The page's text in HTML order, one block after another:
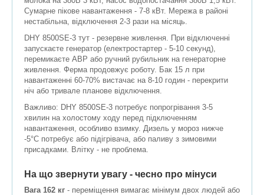
Сумарне пікове навантаження - 7-8 кВт. Мережа в районі
нестабільна, відключення 2-3 рази на місяць.
DHY 8500SE-3 тут - резервне живлення. При відключенні
запускаєте генератор (електростартер - 5-10 секунд),
перемикаєте АВР або ручний рубильник на генераторне
живлення. Ферма продовжує роботу. Бак 15 л при
навантаженні 60-70% вистачає на 8-10 годин - перекрити
ніч або тривале планове відключення.
Важливо: DHY 8500SE-3 потребує попрогрівання 3-5
хвилин на холостому ходу перед підключенням
навантаження, особливо взимку. Дизель у мороз нижче
-5°C потребує або підігрівача, або паливу з зимовими
присадками. Влітку - не проблема.
На що звернути увагу - чесно про мінуси
Вага 162 кг - переміщення вимагає мінімум двох людей або